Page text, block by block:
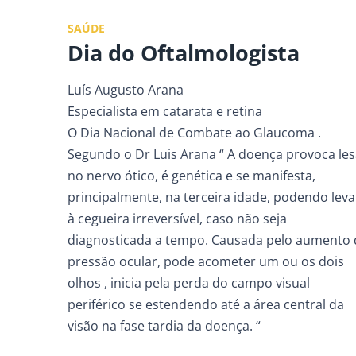
SAÚDE
Dia do Oftalmologista
Luís Augusto Arana
Especialista em catarata e retina
O Dia Nacional de Combate ao Glaucoma .
Segundo o Dr Luis Arana “ A doença provoca
no nervo ótico, é genética e se manifesta,
principalmente, na terceira idade, podendo
à cegueira irreversível, caso não seja
diagnosticada a tempo. Causada pelo aumento
pressão ocular, pode acometer um ou os dois
olhos , inicia pela perda do campo visual
periférico se estendendo até a área central da
visão na fase tardia da doença. “